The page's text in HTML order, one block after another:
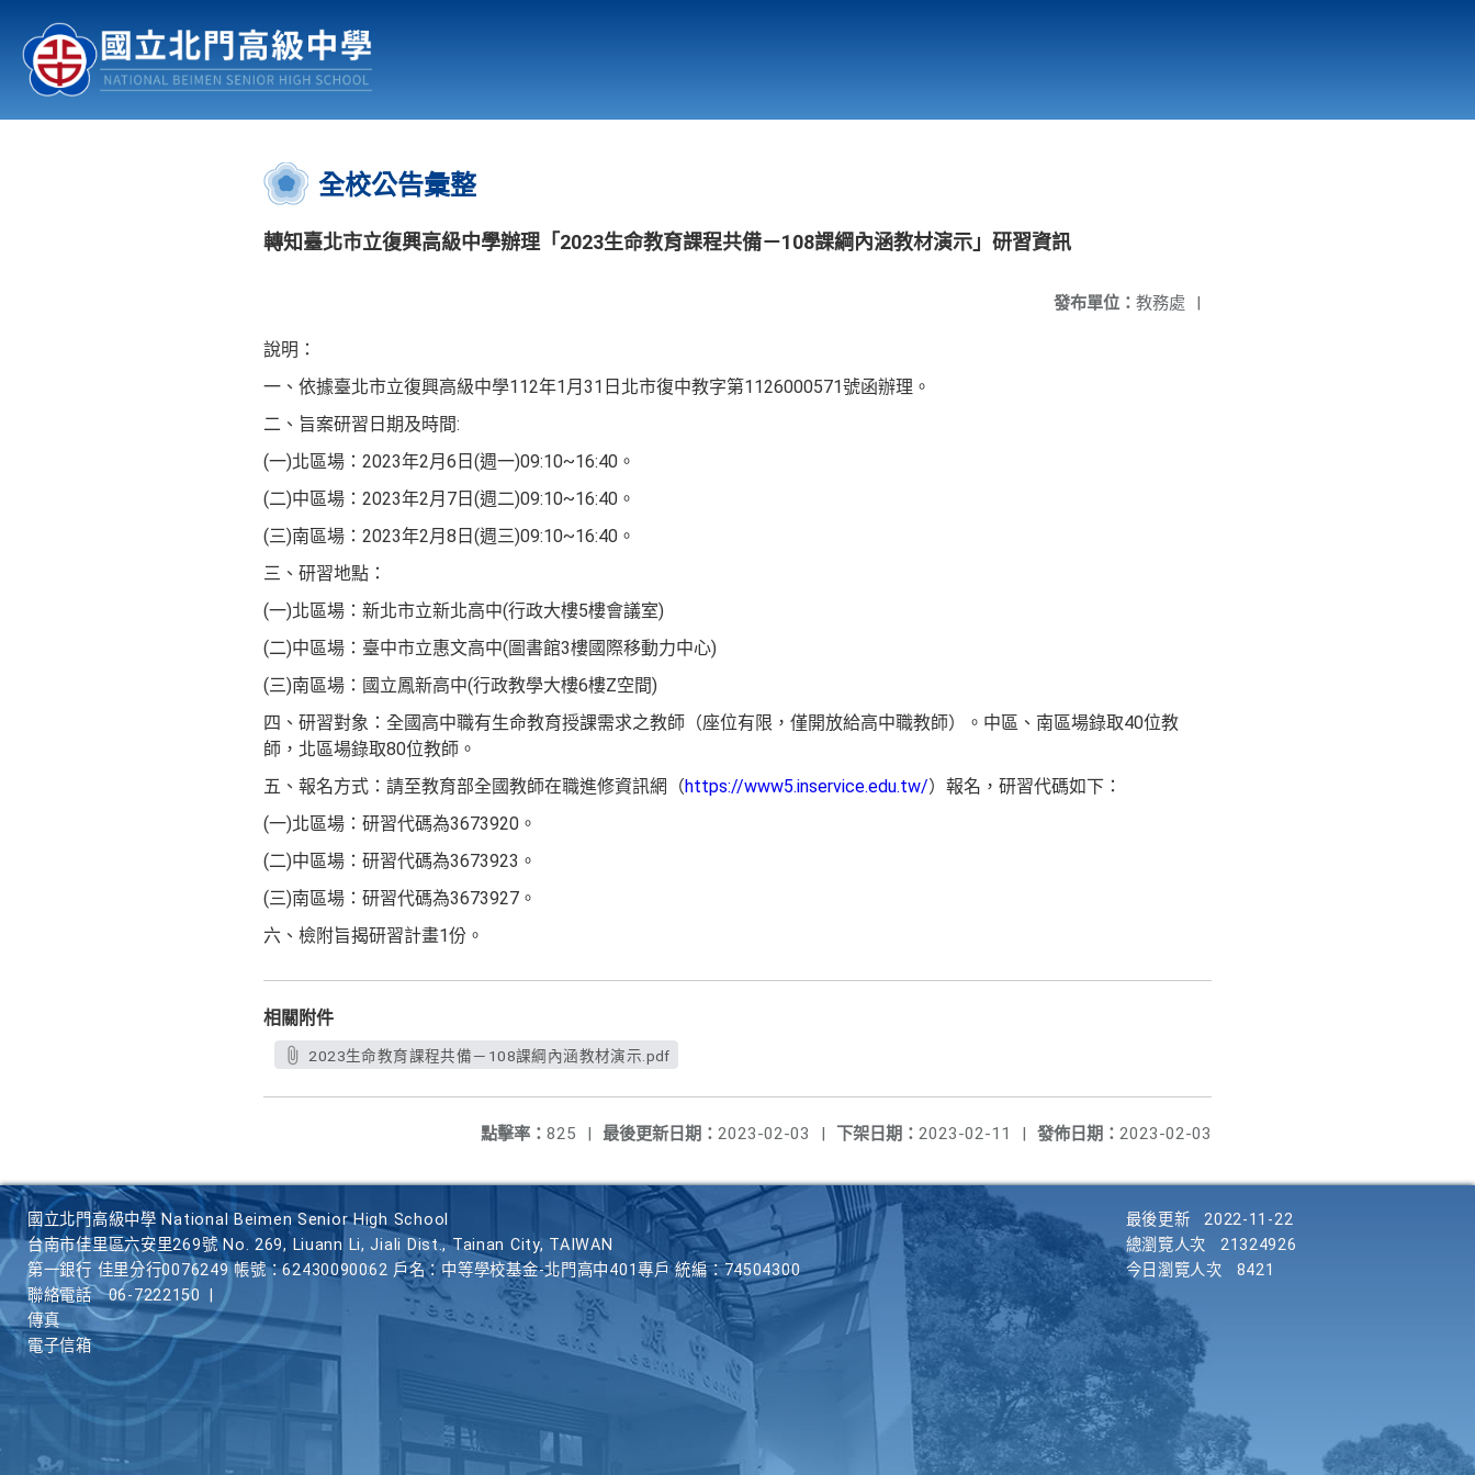
認識北中 行事曆
:::
全校公告彙整
轉知臺北市立復興高級中學辦理「2023生命教育課程共備－108課綱內涵教材演示」研習資訊
發布單位： 教務處 |
說明：
一、依據臺北市立復興高級中學112年1月31日北市復中教字第1126000571號函辦理。
二、旨案研習日期及時間:
(一)北區場：2023年2月6日(週一)09:10~16:40。
(二)中區場：2023年2月7日(週二)09:10~16:40。
(三)南區場：2023年2月8日(週三)09:10~16:40。
三、研習地點：
(一)北區場：新北市立新北高中(行政大樓5樓會議室)
(二)中區場：臺中市立惠文高中(圖書館3樓國際移動力中心)
(三)南區場：國立鳳新高中(行政教學大樓6樓Z空間)
四、研習對象：全國高中職有生命教育授課需求之教師（座位有限，僅開放給高中職教師）。中區、南區場錄取40位教
師，北區場錄取80位教師。
五、報名方式：請至教育部全國教師在職進修資訊網（https://www5.inservice.edu.tw/）報名，研習代碼如下：
(一)北區場：研習代碼為3673920。
(二)中區場：研習代碼為3673923。
(三)南區場：研習代碼為3673927。
六、檢附旨揭研習計畫1份。
相關附件
2023生命教育課程共備－108課綱內涵教材演示.pdf
發佈日期： 2023-02-03
下架日期： 2023-02-11 |
最後更新日期： 2023-02-03 |
點擊率： 825 |
國立北門高級中學 National Beimen Senior High School
台南市佳里區六安里269號 No. 269, Liuann Li, Jiali Dist., Tainan City, TAIWAN
第一銀行 佳里分行0076249 帳號：62430090062 戶名：中等學校基金-北門高中401專戶 統編：74504300
聯絡電話
06-7222150
傳真
電子信箱
最後更新
2022-11-22
總瀏覽人次
21324926
今日瀏覽人次
8421